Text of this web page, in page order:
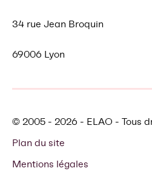
34 rue Jean Broquin
69006 Lyon
© 2005 - 2026 - ELAO - Tous
Plan du site
Mentions légales